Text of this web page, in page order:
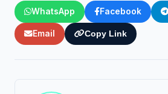
WhatsApp Facebook
Email Copy Link